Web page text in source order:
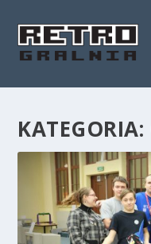
KATEGORIA: